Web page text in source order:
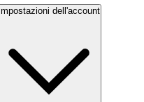
Impostazioni dell'account